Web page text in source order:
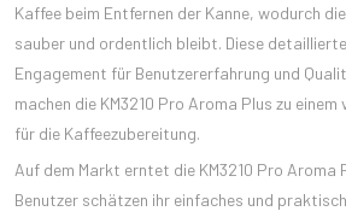
Kaffee beim Entfernen der Kanne, wodurch
sauber und ordentlich bleibt. Diese
Engagement für Benutzererfahrung und
machen die KM3210 Pro Aroma Plus zu
für die Kaffeezubereitung.
Auf dem Markt erntet die KM3210 Pro Aroma
Benutzer schätzen ihr einfaches und